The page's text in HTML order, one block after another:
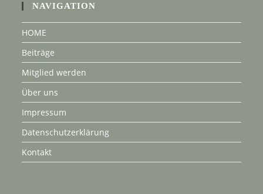
NAVIGATION
HOME
Beiträge
Mitglied werden
Über uns
Impressum
Datenschutzerklärung
Kontakt